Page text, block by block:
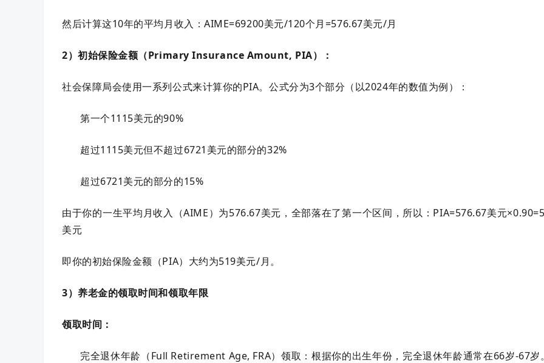
然后计算这10年的平均月收入：AIME=69200美元/120个月=576.67美元/月
2）初始保险金额（Primary Insurance Amount, PIA）：
社会保障局会使用一系列公式来计算你的PIA。公式分为3个部分（以2024年的数值为例）：
第一个1115美元的90%
超过1115美元但不超过6721美元的部分的32%
超过6721美元的部分的15%
由于你的一生平均月收入（AIME）为576.67美元，全部落在了第一个区间，所以：PIA=576.67美元
美元
即你的初始保险金额（PIA）大约为519美元/月。
3）养老金的领取时间和领取年限
领取时间：
完全退休年龄（Full Retirement Age, FRA）领取：根据你的出生年份，完全退休年龄通常在66岁-67岁